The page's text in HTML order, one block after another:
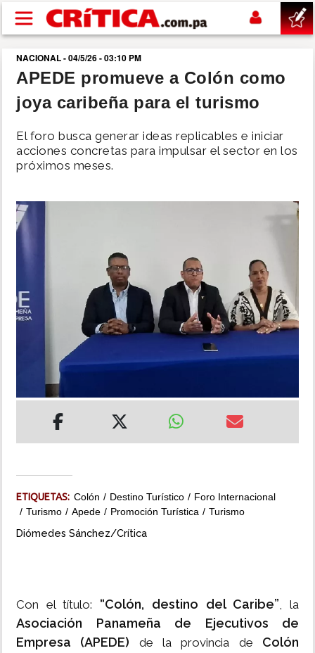
Pasar al contenido principal
buscar
SUCESOS
NACIONAL
SHOW
MUNDO
MULTIMEDIA
IMPRESO
NACIONAL - 04/5/26 - 03:10 PM
APEDE promueve a Colón como
joya caribeña para el turismo
El foro busca generar ideas replicables e iniciar
acciones concretas para impulsar el sector en los
próximos meses.
ETIQUETAS: Colón Destino Turístico
Foro Internacional
Turismo
Apede Promoción Turística Turismo
Diómedes Sánchez/Crítica
Con el título: “Colón, destino del Caribe”, la
Asociación Panameña de Ejecutivos de
Empresa (APEDE) de la provincia de Colón